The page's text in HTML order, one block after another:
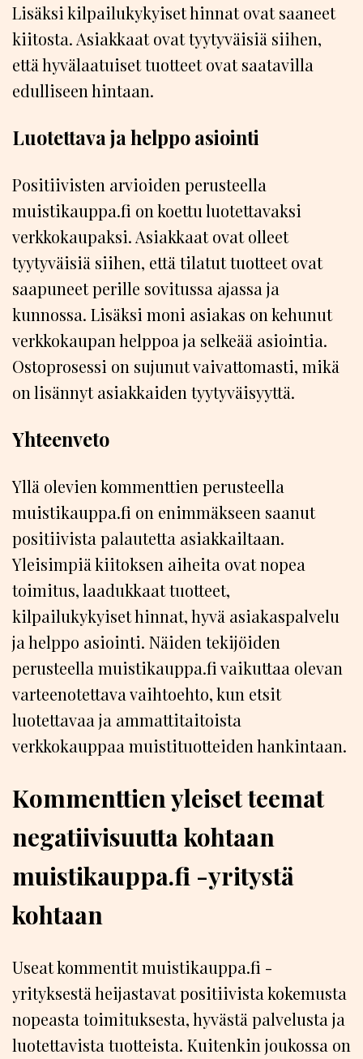
Lisäksi kilpailukykyiset hinnat ovat saaneet
kiitosta. Asiakkaat ovat tyytyväisiä siihen,
että hyvälaatuiset tuotteet ovat saatavilla
edulliseen hintaan.
Luotettava ja helppo asiointi
Positiivisten arvioiden perusteella
muistikauppa.fi on koettu luotettavaksi
verkkokaupaksi. Asiakkaat ovat olleet
tyytyväisiä siihen, että tilatut tuotteet ovat
saapuneet perille sovitussa ajassa ja
kunnossa. Lisäksi moni asiakas on kehunut
verkkokaupan helppoa ja selkeää asiointia.
Ostoprosessi on sujunut vaivattomasti, mikä
on lisännyt asiakkaiden tyytyväisyyttä.
Yhteenveto
Yllä olevien kommenttien perusteella
muistikauppa.fi on enimmäkseen saanut
positiivista palautetta asiakkailtaan.
Yleisimpiä kiitoksen aiheita ovat nopea
toimitus, laadukkaat tuotteet,
kilpailukykyiset hinnat, hyvä asiakaspalvelu
ja helppo asiointi. Näiden tekijöiden
perusteella muistikauppa.fi vaikuttaa olevan
varteenotettava vaihtoehto, kun etsit
luotettavaa ja ammattitaitoista
verkkokauppaa muistituotteiden hankintaan.
Kommenttien yleiset teemat
negatiivisuutta kohtaan
muistikauppa.fi -yritystä
kohtaan
Useat kommentit muistikauppa.fi -
yrityksestä heijastavat positiivista kokemusta
nopeasta toimituksesta, hyvästä palvelusta ja
luotettavista tuotteista. Kuitenkin joukossa on